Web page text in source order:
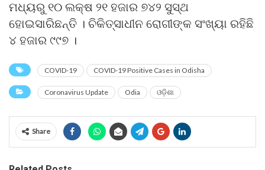
ମଧ୍ୟରୁ ୧୦ ଲକ୍ଷ ୨୧ ହଜାର ୭୪୨ ସୁସ୍ଥ
ହୋଇସାରିଛନ୍ତି । ଚିକିତ୍ସାଧୀନ ରୋଗୀଙ୍କ ସଂଖ୍ୟା ରହିଛି
୪ ହଜାର ୯୯୭ ।
COVID-19 COVID-19 Positive Cases in Odisha
Coronavirus Update Odia ଓଡ଼ିଶା
Share